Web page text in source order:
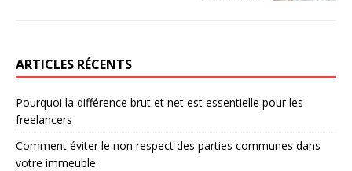
ARTICLES RÉCENTS
Pourquoi la différence brut et net est essentielle pour les
freelancers
Comment éviter le non respect des parties communes dans
votre immeuble